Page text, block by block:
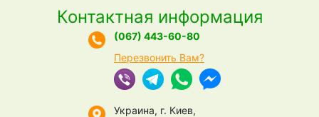
Контактная информация
(067) 443-60-80
Перезвонить Вам?
Украина, г. Киев,